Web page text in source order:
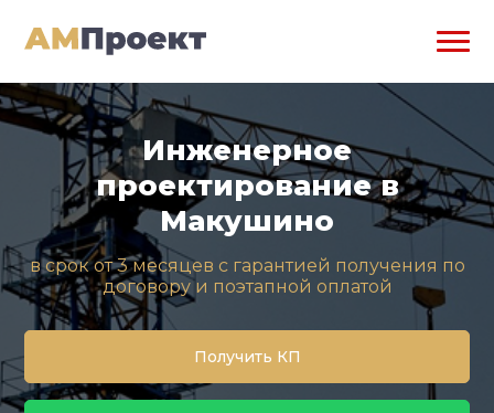
Инженерное
проектирование в
Макушино
в срок от 3 месяцев с гарантией получения по
договору и поэтапной оплатой
Получить КП